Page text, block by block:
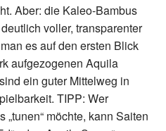
Aber: die Kaleo-Bambus
voller, transparenter
es auf den ersten Blick
aufgezogenen Aquila
ein guter Mittelweg in
TIPP: Wer
„tunen“ möchte, kann Saiten